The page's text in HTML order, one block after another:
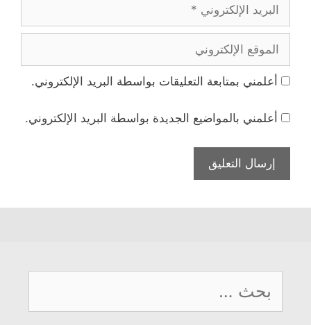
الإلكتروني
الإلكتروني
أعلمني بمتابعة التعليقات بواسطة البريد الإلكتروني.
أعلمني بالمواضيع الجديدة بواسطة البريد الإلكتروني.
عن: